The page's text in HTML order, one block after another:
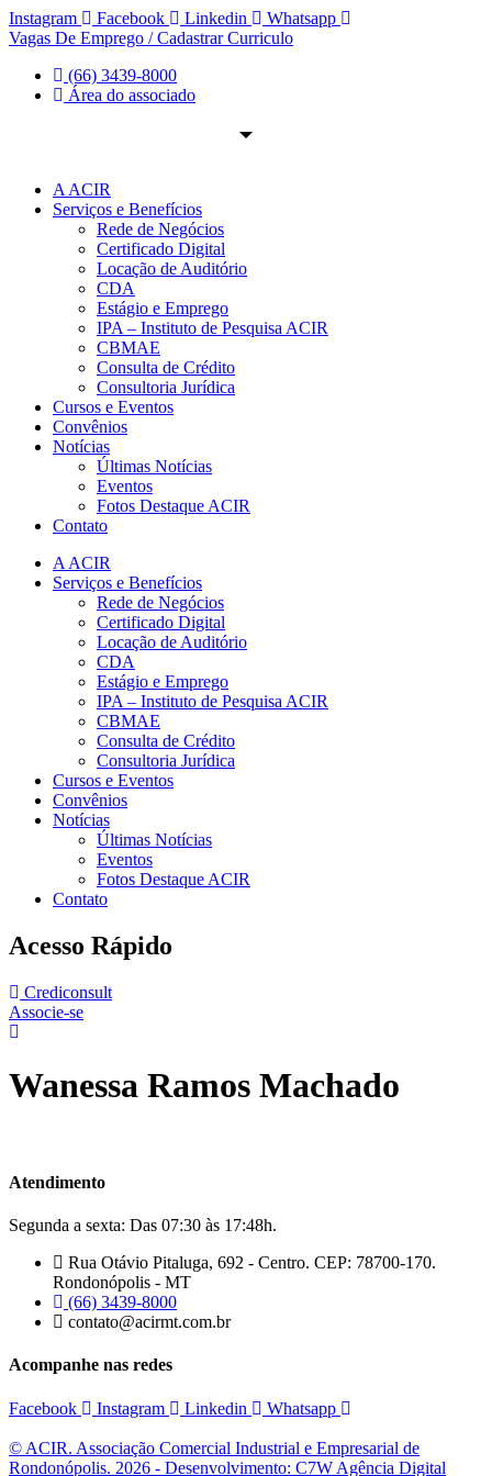
Ir
para
conteúdo
Instagram Facebook Linkedin
Whatsapp
Vagas De Emprego / Cadastrar Curriculo
(66) 3439-8000
Área do associado
A ACIR
Serviços e Benefícios
Rede de Negócios
Certificado Digital
Locação de Auditório
CDA
Estágio e Emprego
IPA – Instituto de Pesquisa ACIR
CBMAE
Consulta de Crédito
Consultoria Jurídica
Cursos e Eventos
Convênios
Notícias
Últimas Notícias
Eventos
Fotos Destaque ACIR
Contato
A ACIR
Serviços e Benefícios
Rede de Negócios
Certificado Digital
Locação de Auditório
CDA
Estágio e Emprego
IPA – Instituto de Pesquisa ACIR
CBMAE
Consulta de Crédito
Consultoria Jurídica
Cursos e Eventos
Convênios
Notícias
Últimas Notícias
Eventos
Fotos Destaque ACIR
Contato
Acesso Rápido
Crediconsult
Associe-se
Wanessa Ramos Machado
Atendimento
Segunda a sexta: Das 07:30 às 17:48h.
Rua Otávio Pitaluga, 692 - Centro. CEP: 78700-170.
Rondonópolis - MT
(66) 3439-8000
contato@acirmt.com.br
Acompanhe nas redes
Facebook Instagram Linkedin Whatsapp
© ACIR. Associação Comercial Industrial e Empresarial de
Rondonópolis. 2026 - Desenvolvimento: C7W Agência Digital